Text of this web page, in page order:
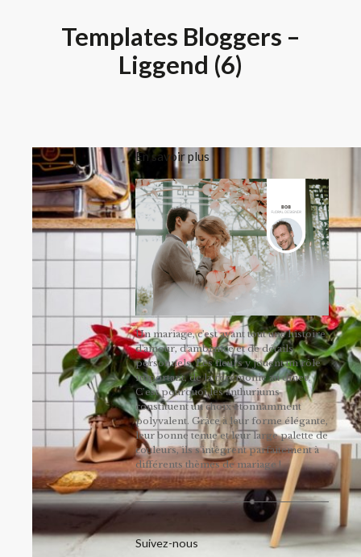
Templates Bloggers –
Liggend (6)
En savoir plus
Un mariage, c'est avant tout une histoire
d'amour, d'ambiance et de détails
personnels. Les fleurs y jouent un rôle
important, de la cérémonie au dîner.
C’est pourquoi les anthuriums
constituent un choix étonnamment
polyvalent. Grâce à leur forme élégante,
leur bonne tenue et leur large palette de
couleurs, ils s'intègrent parfaitement à
différents thèmes de mariage !
Suivez-nous